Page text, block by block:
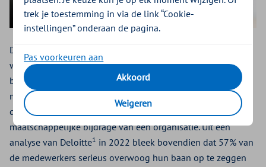
De businesscase voor investeren in wellbeing op het werk
wordt alsmaar sterker. Het positieve effect ervan op het
behoud, de betrokkenheid en de productiviteit van
medewerkers wordt algemeen erkend. Wellbeing heeft
daarnaast een bredere impact op werving, werkcultuur en
maatschappelijke bijdrage van een organisatie. Uit een
analyse van Deloitte1 in 2022 bleek bovendien dat 57% van
de medewerkers serieus overwoog hun baan op te zeggen
trek je toestemming in via de link “Cookie-
instellingen” onderaan de pagina.
Pas voorkeuren aan
Akkoord
Weigeren